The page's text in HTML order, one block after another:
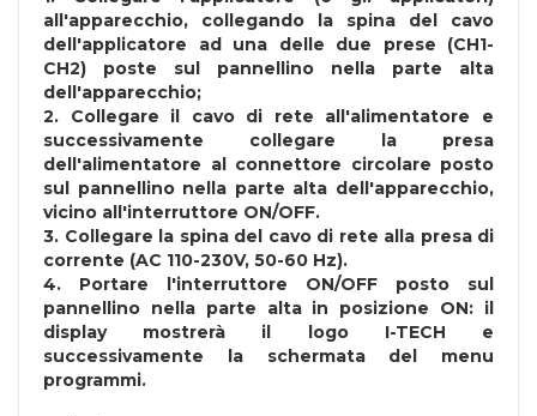
all'apparecchio, collegando la spina del cavo
dell'applicatore ad una delle due prese (CH1-
CH2) poste sul pannellino nella parte alta
dell'apparecchio;
2. Collegare il cavo di rete all'alimentatore e
successivamente collegare la presa
dell'alimentatore al connettore circolare posto
sul pannellino nella parte alta dell'apparecchio,
vicino all'interruttore ON/OFF.
3. Collegare la spina del cavo di rete alla presa di
corrente (AC 110-230V, 50-60 Hz).
4. Portare l'interruttore ON/OFF posto sul
pannellino nella parte alta in posizione ON: il
display mostrerà il logo I-TECH e
successivamente la schermata del menu
programmi.